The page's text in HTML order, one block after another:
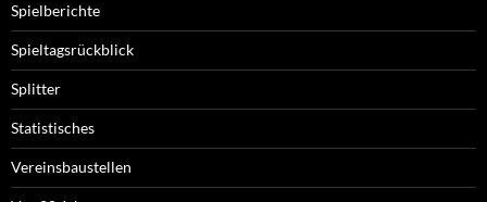
Spielberichte
Spieltagsrückblick
Splitter
Statistisches
Vereinsbaustellen